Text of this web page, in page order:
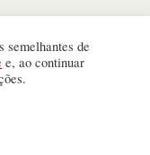
semelhantes de
e, ao continuar